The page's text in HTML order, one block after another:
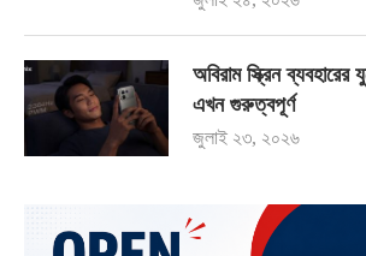
অবিরাম স্ক্রিন
এখন গুরুত্বপূর্ণ
জুলাই ২৩, ২০২৬